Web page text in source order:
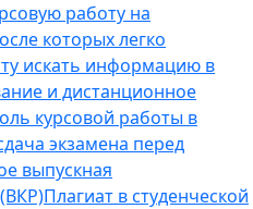
работу на
которых легко
искать информацию в
и дистанционное
курсовой работы в
экзамена перед
выпускная
Плагиат в студенческой